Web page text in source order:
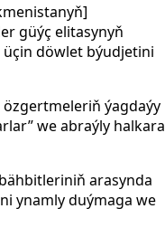
güýç elitasynyň
döwlet býudjetini
ýagdaýy
we abraýly halkara
arasynda
ynamly duýmaga we